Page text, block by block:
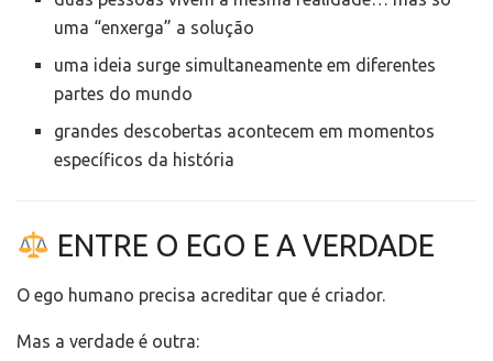
uma “enxerga” a solução
uma ideia surge simultaneamente em diferentes
partes do mundo
grandes descobertas acontecem em momentos
específicos da história
ENTRE O EGO E A VERDADE
O ego humano precisa acreditar que é criador.
Mas a verdade é outra: